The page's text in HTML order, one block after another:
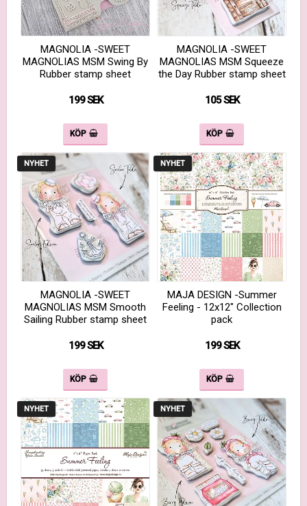
MAGNOLIA -SWEET
MAGNOLIAS MSM Swing By
Rubber stamp sheet
199 SEK
KÖP
MAGNOLIA -SWEET
MAGNOLIAS MSM Squeeze
the Day Rubber stamp sheet
105 SEK
KÖP
NYHET
MAGNOLIA -SWEET
MAGNOLIAS MSM Smooth
Sailing Rubber stamp sheet
199 SEK
KÖP
NYHET
MAJA DESIGN -Summer
Feeling - 12x12" Collection
pack
199 SEK
KÖP
NYHET NYHET